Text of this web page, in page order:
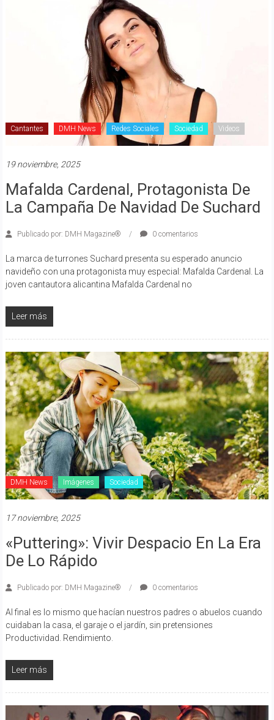
Cantantes DMH News Redes Sociales Sociedad Videos
19 noviembre, 2025
Mafalda Cardenal, Protagonista De
La Campaña De Navidad De Suchard
Publicado por: DMH Magazine® 0 comentarios
La marca de turrones Suchard presenta su esperado anuncio
navideño con una protagonista muy especial: Mafalda Cardenal. La
joven cantautora alicantina Mafalda Cardenal no
Leer más
DMH News Imágenes Sociedad
17 noviembre, 2025
«Puttering»: Vivir Despacio En La Era
De Lo Rápido
Publicado por: DMH Magazine® 0 comentarios
Al final es lo mismo que hacían nuestros padres o abuelos cuando
cuidaban la casa, el garaje o el jardín, sin pretensiones
Productividad. Rendimiento.
Leer más